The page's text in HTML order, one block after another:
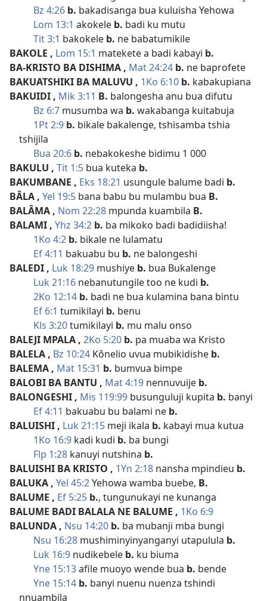
Bz 4:26 b. bakadisanga bua kuluisha Yehowa
Lom 13:1 akokele b. badi ku mutu
Tit 3:1 bakokele b. ne babatumikile
BAKOLE , Lom 15:1 matekete a badi kabayi b.
BA-KRISTO BA DISHIMA , Mat 24:24 b. ne baprofete
BAKUATSHIKI BA MALUVU , 1Ko 6:10 b. kabakupiana
BAKUIDI , Mik 3:11 B. balongesha anu bua difutu
Bz 6:7 musumba wa b. wakabanga kuitabuja
1Pt 2:9 b. bikale bakalenge, tshisamba tshia
tshijila
Bua 20:6 b. nebakokeshe bidimu 1 000
BAKULU , Tit 1:5 bua kuteka b.
BAKUMBANE , Eks 18:21 usungule balume badi b.
BÂLA , Yel 19:5 bana babu bu mulambu bua B.
BALÂMA , Nom 22:28 mpunda kuambila B.
BALAMI , Yhz 34:2 b. ba mikoko badi badidiisha!
1Ko 4:2 b. bikale ne lulamatu
Ef 4:11 bakuabu bu b. ne balongeshi
BALEDI , Luk 18:29 mushiye b. bua Bukalenge
Luk 21:16 nebanutungile too ne kudi b.
2Ko 12:14 b. badi ne bua kulamina bana bintu
Ef 6:1 tumikilayi b. benu
Kls 3:20tumikilayi b. mu malu onso
BALEJI MPALA , 2Ko 5:20 b. pa muaba wa Kristo
BALELA , Bz 10:24 Kônelio uvua mubikidishe b.
BALEMA , Mat 15:31 b. bumvua bimpe
BALOBI BA BANTU , Mat 4:19 nennuvuije b.
BALONGESHI , Mis 119:99 busunguluji kupita b. banyi
Ef 4:11 bakuabu bu balami ne b.
BALUISHI , Luk 21:15 meji ikala b. kabayi mua kutua
1Ko 16:9 kadi kudi b. ba bungi
Flp 1:28 kanuyi nutshina b.
BALUISHI BA KRISTO , 1Yn 2:18 nansha mpindieu b.
BALUKA , Yel 45:2Yehowa wamba buebe, B.
BALUME , Ef 5:25 b., tungunukayi ne kunanga
BALUME BADI BALALA NE BALUME , 1Ko 6:9
BALUNDA , Nsu 14:20 b. ba mubanji mba bungi
Nsu 16:28 mushiminyinyanganyi utapulula b.
Luk 16:9 nudikebele b. ku biuma
Yne 15:13afile muoyo wende bua b. bende
Yne 15:14 b. banyi nuenu nuenza tshindi
nnuambila